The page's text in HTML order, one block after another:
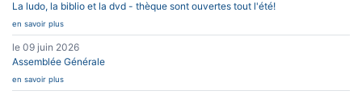
La ludo, la biblio et la dvd - thèque sont ouvertes tout l'été!
en savoir plus
le 09 juin 2026
Assemblée Générale
en savoir plus